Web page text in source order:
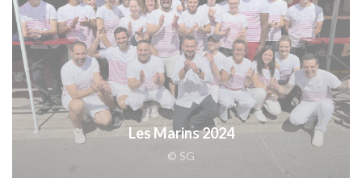
Les Marins 2024
© SG